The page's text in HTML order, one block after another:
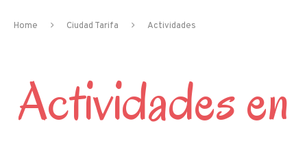
Home Ciudad Tarifa Actividades
Actividades en